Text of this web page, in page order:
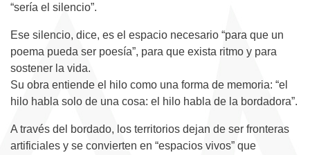
“sería el silencio”.
Ese silencio, dice, es el espacio necesario “para que un
poema pueda ser poesía”, para que exista ritmo y para
sostener la vida.
Su obra entiende el hilo como una forma de memoria: “el
hilo habla solo de una cosa: el hilo habla de la bordadora”.
A través del bordado, los territorios dejan de ser fronteras
artificiales y se convierten en “espacios vivos” que